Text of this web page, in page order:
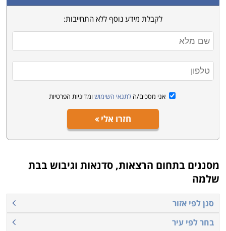
לקבלת מידע נוסף ללא התחייבות:
אני מסכים/ה לתנאי השימוש ומדיניות הפרטיות
חזרו אלי
מסננים בתחום הרצאות, סדנאות וגיבוש בבת
שלמה
סנן לפי אזור
בחר לפי עיר